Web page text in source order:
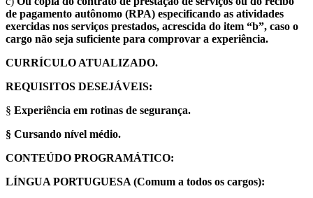
de pagamento autônomo (RPA) especificando as atividades
exercidas nos serviços prestados, acrescida do item “b”, caso o
cargo não seja suficiente para comprovar a experiência.
CURRÍCULO ATUALIZADO.
REQUISITOS DESEJÁVEIS:
§ Experiência em rotinas de segurança.
§ Cursando nível médio.
CONTEÚDO PROGRAMÁTICO:
LÍNGUA PORTUGUESA (Comum a todos os cargos):